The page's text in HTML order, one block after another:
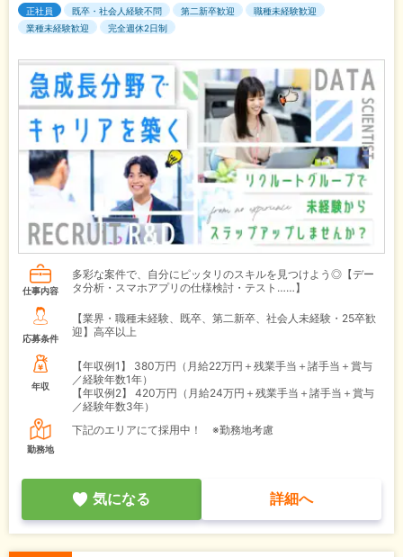
正社員 既卒・社会人経験不問 第二新卒歓迎
職種未経験歓迎
業種未経験歓迎
完全週休2日制
仕事内容
多彩な案件で、自分にピッタリのスキルを見つけよう◎【デー
タ分析・スマホアプリの仕様検討・テスト……】
応募条件
【業界・職種未経験、既卒、第二新卒、社会人未経験・25卒歓
迎】高卒以上
年収
【年収例1】
380万円（月給22万円＋残業手当＋諸手当＋賞与
／経験年数1年）
【年収例2】
420万円（月給24万円＋残業手当＋諸手当＋賞与
／経験年数3年）
勤務地
下記のエリアにて採用中！ ※勤務地考慮
気になる 詳細へ